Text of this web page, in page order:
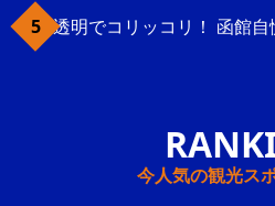
透明でコリッコリ！ 函館
今人気の観光ス